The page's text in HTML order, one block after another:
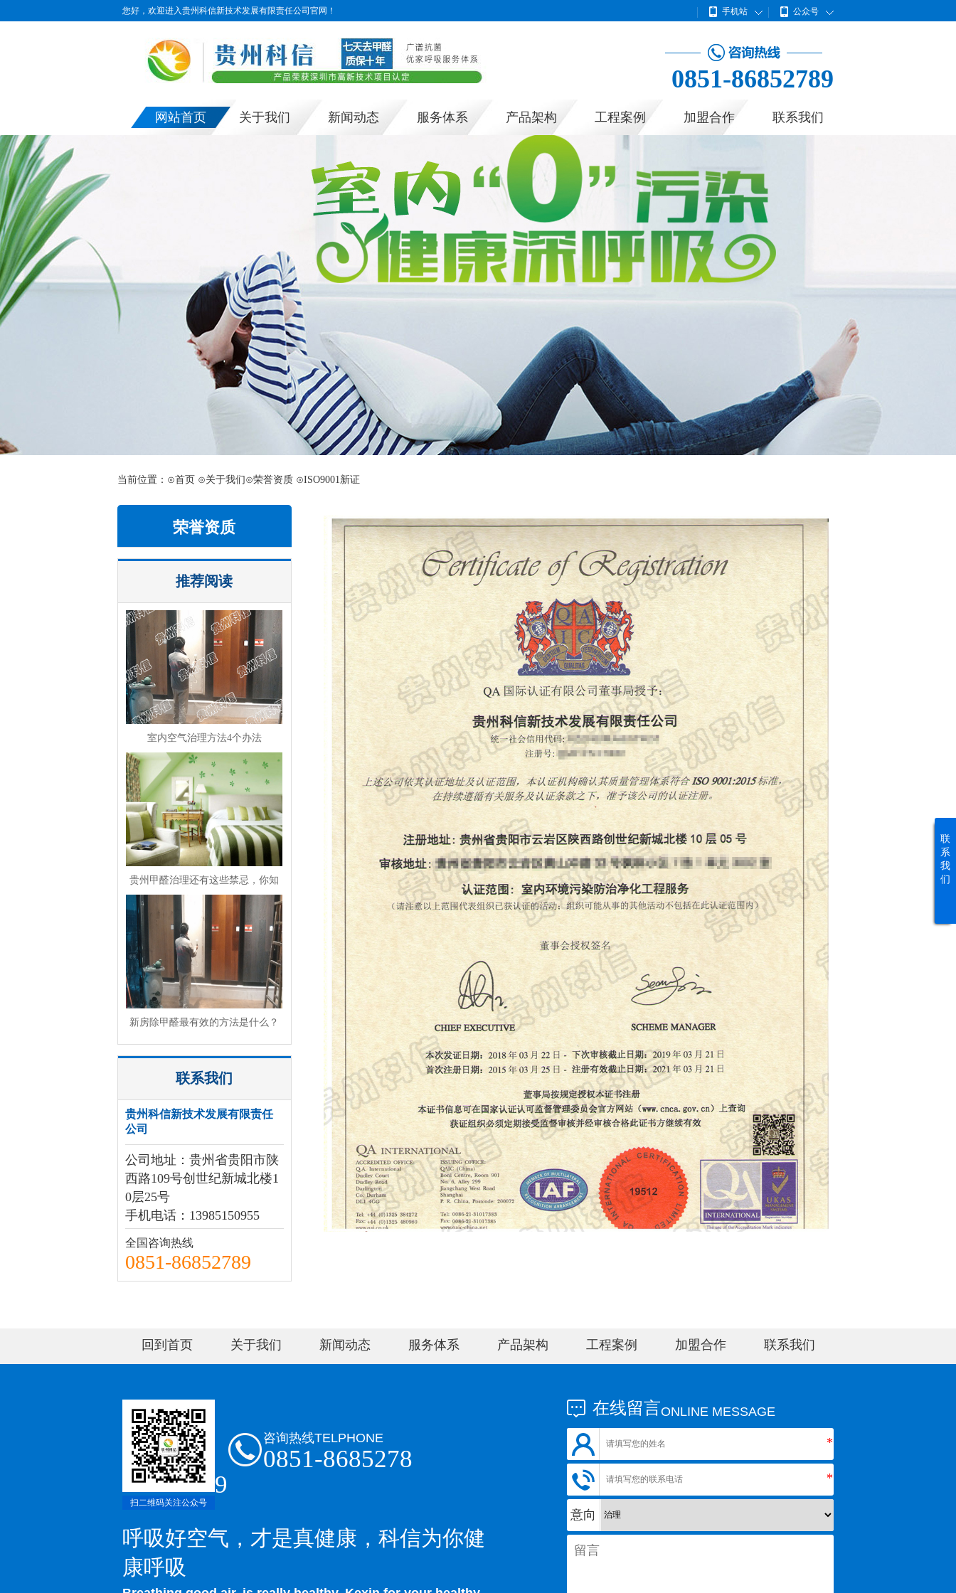
您好，欢迎进入贵州科信新技术发展有限责任公司官网！ 手机站 公众号
0851-86852789
网站首页 关于我们 新闻动态 服务体系 产品架构 工程案例 加盟合作 联系我们
当前位置：⊙首页 ⊙关于我们 ⊙荣誉资质 ⊙ISO9001新证
荣誉资质
推荐阅读
室内空气治理方法4个办法
贵州甲醛治理还有这些禁忌，你知
道吗？
新房除甲醛最有效的方法是什么？
联系我们
贵州科信新技术发展有限责任
公司
公司地址：贵州省贵阳市陕
西路109号创世纪新城北楼1
0层25号
手机电话：13985150955
全国咨询热线
0851-86852789
回到首页 关于我们 新闻动态 服务体系 产品架构 工程案例 加盟合作 联系我们
扫二维码关注公众号
咨询热线TELPHONE
0851-8685278
9
呼吸好空气，才是真健康，科信为你健
康呼吸
在线留言ONLINE MESSAGE
*
*
意向
联
系
我
们